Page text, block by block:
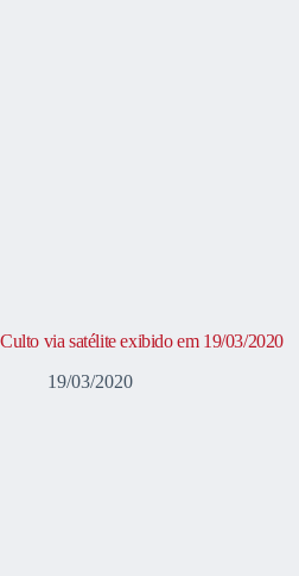
Culto via satélite exibido em 19/03/2020
19/03/2020